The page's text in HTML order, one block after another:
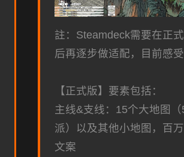
註：Steamdeck需要在正
后再逐步做适配，目前感
【正式版】要素包括：
主线&支线：15个大地图（
派）以及其他小地图，百
文案